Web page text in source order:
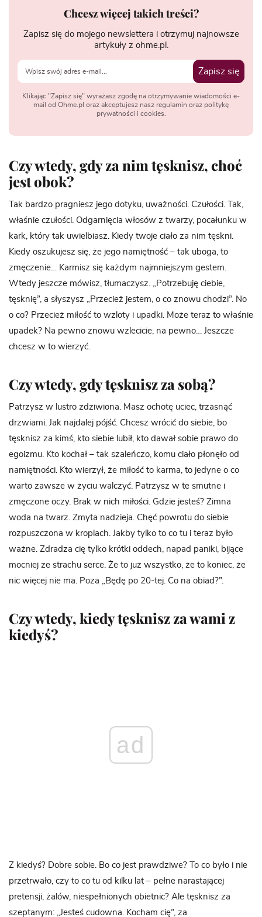
Chcesz więcej takich treści?
Zapisz się do mojego newslettera i otrzymuj najnowsze
artykuły z ohme.pl.
Zapisz się
Klikając "Zapisz się" wyrażasz zgodę na otrzymywanie wiadomości e-
mail od Ohme.pl oraz akceptujesz nasz regulamin oraz politykę
prywatności i cookies.
Czy wtedy, gdy za nim tęsknisz, choć
jest obok?
Tak bardzo pragniesz jego dotyku, uważności. Czułości. Tak,
właśnie czułości. Odgarnięcia włosów z twarzy, pocałunku w
kark, który tak uwielbiasz. Kiedy twoje ciało za nim tęskni.
Kiedy oszukujesz się, że jego namiętność – tak uboga, to
zmęczenie… Karmisz się każdym najmniejszym gestem.
Wtedy jeszcze mówisz, tłumaczysz. „Potrzebuję ciebie,
tęsknię”, a słyszysz „Przecież jestem, o co znowu chodzi”. No
o co? Przecież miłość to wzloty i upadki. Może teraz to właśnie
upadek? Na pewno znowu wzlecicie, na pewno… Jeszcze
chcesz w to wierzyć.
Czy wtedy, gdy tęsknisz za sobą?
Patrzysz w lustro zdziwiona. Masz ochotę uciec, trzasnąć
drzwiami. Jak najdalej pójść. Chcesz wrócić do siebie, bo
tęsknisz za kimś, kto siebie lubił, kto dawał sobie prawo do
egoizmu. Kto kochał – tak szaleńczo, komu ciało płonęło od
namiętności. Kto wierzył, że miłość to karma, to jedyne o co
warto zawsze w życiu walczyć. Patrzysz w te smutne i
zmęczone oczy. Brak w nich miłości. Gdzie jesteś? Zimna
woda na twarz. Zmyta nadzieja. Chęć powrotu do siebie
rozpuszczona w kroplach. Jakby tylko to co tu i teraz było
ważne. Zdradza cię tylko krótki oddech, napad paniki, bijące
mocniej ze strachu serce. Że to już wszystko, że to koniec, że
nic więcej nie ma. Poza „Będę po 20-tej. Co na obiad?”.
Czy wtedy, kiedy tęsknisz za wami z
kiedyś?
ad
Z kiedyś? Dobre sobie. Bo co jest prawdziwe? To co było i nie
przetrwało, czy to co tu od kilku lat – pełne narastającej
pretensji, żalów, niespełnionych obietnic? Ale tęsknisz za
szeptanym: „Jesteś cudowna. Kocham cię”, za